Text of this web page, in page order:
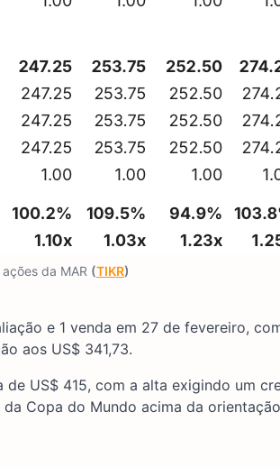
da MAR (TIKR)
e 1 venda em 27 de fevereiro,
aos US$ 341,73.
US$ 415, com a alta exigindo um
Copa do Mundo acima da